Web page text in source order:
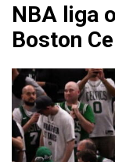
NBA liga
Boston